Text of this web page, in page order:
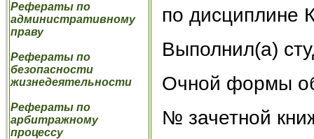
Рефераты по
административному
праву
Рефераты по
безопасности
жизнедеятельности
Рефераты по
арбитражному
процессу
по дисциплине
Выполнил(а)
Очной формы
№ зачетной